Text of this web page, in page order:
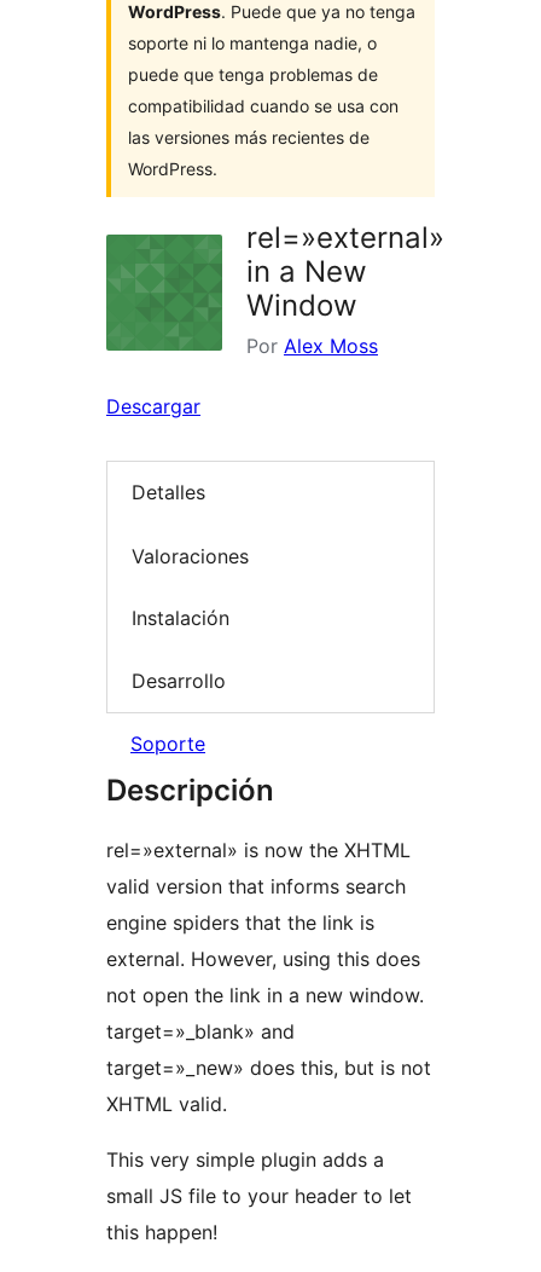
WordPress. Puede que ya no tenga
soporte ni lo mantenga nadie, o
puede que tenga problemas de
compatibilidad cuando se usa con
las versiones más recientes de
WordPress.
rel=»external»
in a New
Window
Por Alex Moss
Descargar
Detalles
Valoraciones
Instalación
Desarrollo
Soporte
Descripción
rel=»external» is now the XHTML
valid version that informs search
engine spiders that the link is
external. However, using this does
not open the link in a new window.
target=»_blank» and
target=»_new» does this, but is not
XHTML valid.
This very simple plugin adds a
small JS file to your header to let
this happen!